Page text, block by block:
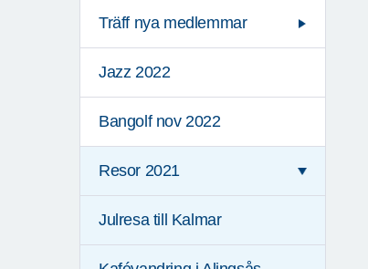
Träff nya medlemmar
Jazz 2022
Bangolf nov 2022
Resor 2021
Julresa till Kalmar